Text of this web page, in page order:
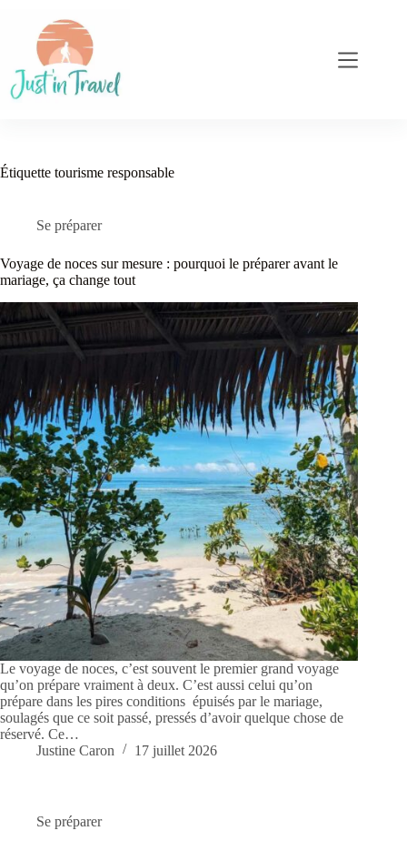
contenu
Étiquette tourisme responsable
Se préparer
Voyage de noces sur mesure : pourquoi le préparer avant le
mariage, ça change tout
Le voyage de noces, c’est souvent le premier grand voyage
qu’on prépare vraiment à deux. C’est aussi celui qu’on
prépare dans les pires conditions épuisés par le mariage,
soulagés que ce soit passé, pressés d’avoir quelque chose de
réservé. Ce…
Justine Caron
17 juillet 2026
Se préparer